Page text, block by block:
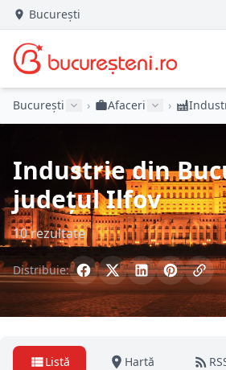
București
București › Afaceri ›
Industrie din
județul Ilfov
10 rezultate
Distribuie:
Listă Hartă